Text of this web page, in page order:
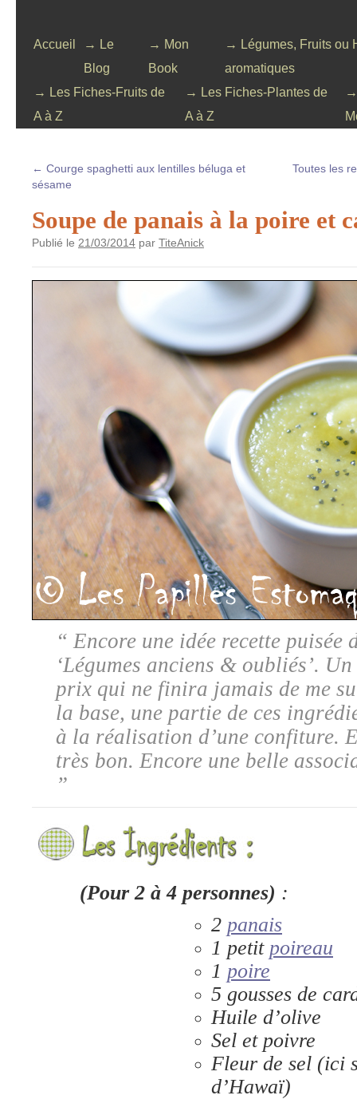
Accueil
→ Le
Blog
→ Mon
Book
→ Légumes, Fruits ou
aromatiques
→ Les Fiches-Fruits de
A à Z
→ Les Fiches-Plantes de
A à Z
→
← Courge spaghetti aux lentilles béluga et
sésame
Toutes les
Soupe de panais à la poire et
Publié le 21/03/2014 par TiteAnick
“ Encore une idée recette puisée
‘Légumes anciens & oubliés’.
prix qui ne finira jamais de me
la base, une partie de ces
à la réalisation d’une confiture.
très bon. Encore une belle
”
(Pour 2 à 4 personnes) :
2 panais
1 petit poireau
1 poire
5 gousses de
Huile d’olive
Sel et poivre
Fleur de sel (ici
d’Hawaï)